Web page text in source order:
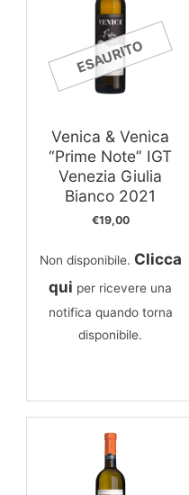
ESAURITO
Venica & Venica
“Prime Note” IGT
Venezia Giulia
Bianco 2021
€19,00
Non disponibile. Clicca
qui per ricevere una
notifica quando torna
disponibile.